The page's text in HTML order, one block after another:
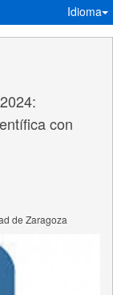
Idioma
con
de Zaragoza